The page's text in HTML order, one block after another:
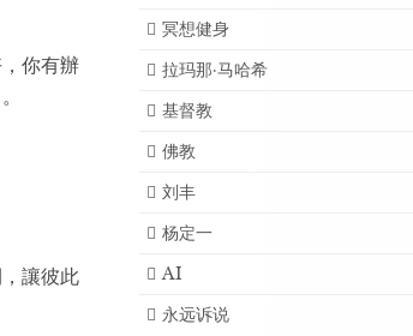
你有辦
讓彼此
冥想健身
拉玛那·马哈希
基督教
佛教
刘丰
杨定一
AI
永远诉说